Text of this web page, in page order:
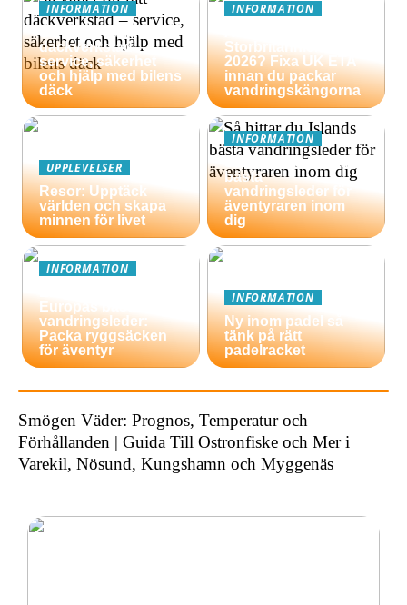
INFORMATION
Så väljer du rätt
däckverkstad –
service, säkerhet
och hjälp med bilens
däck
INFORMATION
Storbritannien
2026? Fixa UK ETA
innan du packar
vandringskängorna
UPPLEVELSER
Resor: Upptäck
världen och skapa
minnen för livet
INFORMATION
Så hittar du Islands
bästa
vandringsleder för
äventyraren inom
dig
INFORMATION
Europas bästa
vandringsleder:
Packa ryggsäcken
för äventyr
INFORMATION
Ny inom padel så
tänk på rätt
padelracket
Smögen Väder: Prognos, Temperatur och
Förhållanden | Guida Till Ostronfiske och Mer i
Varekil, Nösund, Kungshamn och Myggenäs